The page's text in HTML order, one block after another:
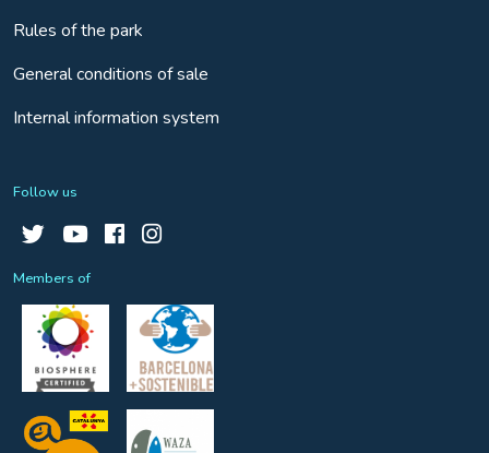
Rules of the park
General conditions of sale
Internal information system
Follow us
Members of